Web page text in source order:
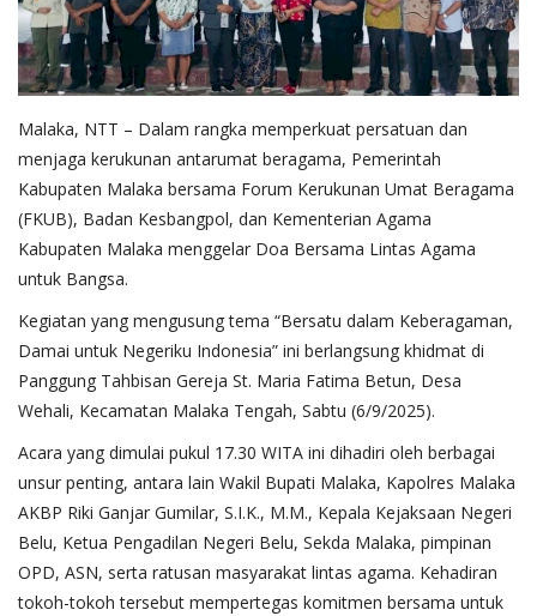
Malaka, NTT – Dalam rangka memperkuat persatuan dan
menjaga kerukunan antarumat beragama, Pemerintah
Kabupaten Malaka bersama Forum Kerukunan Umat Beragama
(FKUB), Badan Kesbangpol, dan Kementerian Agama
Kabupaten Malaka menggelar Doa Bersama Lintas Agama
untuk Bangsa.
Kegiatan yang mengusung tema “Bersatu dalam Keberagaman,
Damai untuk Negeriku Indonesia” ini berlangsung khidmat di
Panggung Tahbisan Gereja St. Maria Fatima Betun, Desa
Wehali, Kecamatan Malaka Tengah, Sabtu (6/9/2025).
Acara yang dimulai pukul 17.30 WITA ini dihadiri oleh berbagai
unsur penting, antara lain Wakil Bupati Malaka, Kapolres Malaka
AKBP Riki Ganjar Gumilar, S.I.K., M.M., Kepala Kejaksaan Negeri
Belu, Ketua Pengadilan Negeri Belu, Sekda Malaka, pimpinan
OPD, ASN, serta ratusan masyarakat lintas agama. Kehadiran
tokoh-tokoh tersebut mempertegas komitmen bersama untuk